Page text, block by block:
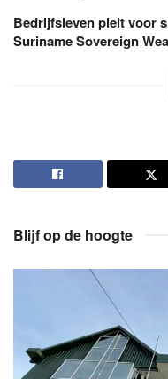
Bedrijfsleven pleit voor
Suriname Sovereign
Blijf op de hoogte